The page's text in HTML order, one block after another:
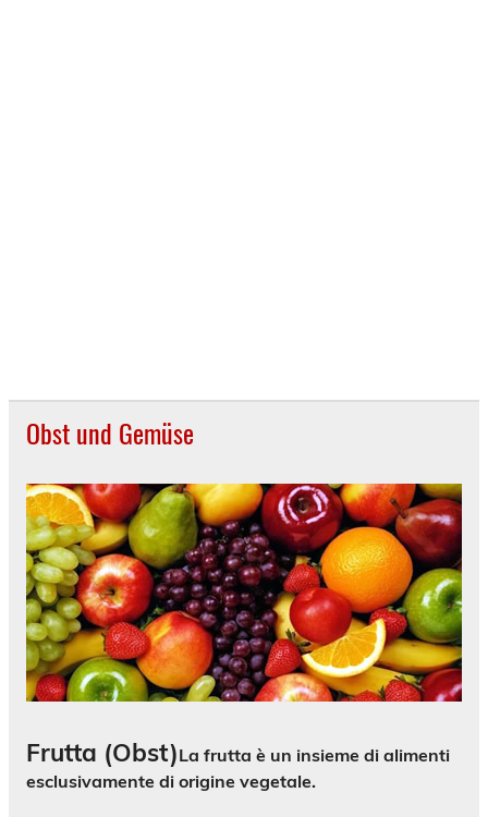
Obst und Gemüse
Frutta (Obst)La frutta è un insieme di alimenti
esclusivamente di origine vegetale.